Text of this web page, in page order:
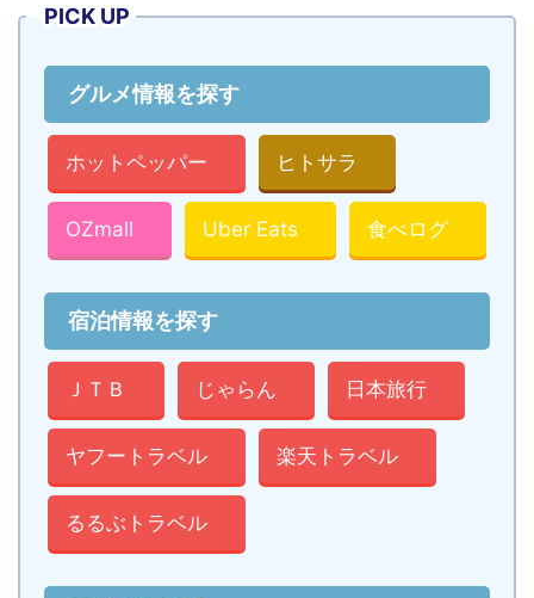
PICK UP
グルメ情報を探す
ホットペッパー ヒトサラ
OZmall Uber Eats 食べログ
宿泊情報を探す
ＪＴＢ じゃらん 日本旅行
ヤフートラベル 楽天トラベル
るるぶトラベル